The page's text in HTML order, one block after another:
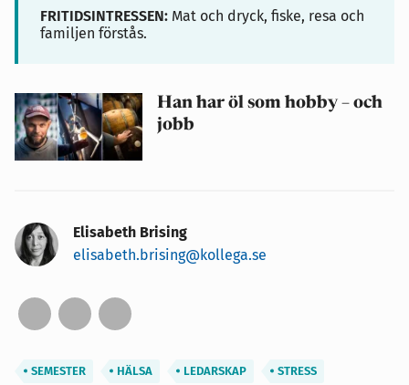
FRITIDSINTRESSEN: Mat och dryck, fiske, resa och
familjen förstås.
Han har öl som hobby – och
jobb
Elisabeth Brising
elisabeth.brising@kollega.se
SEMESTER HÄLSA LEDARSKAP STRESS